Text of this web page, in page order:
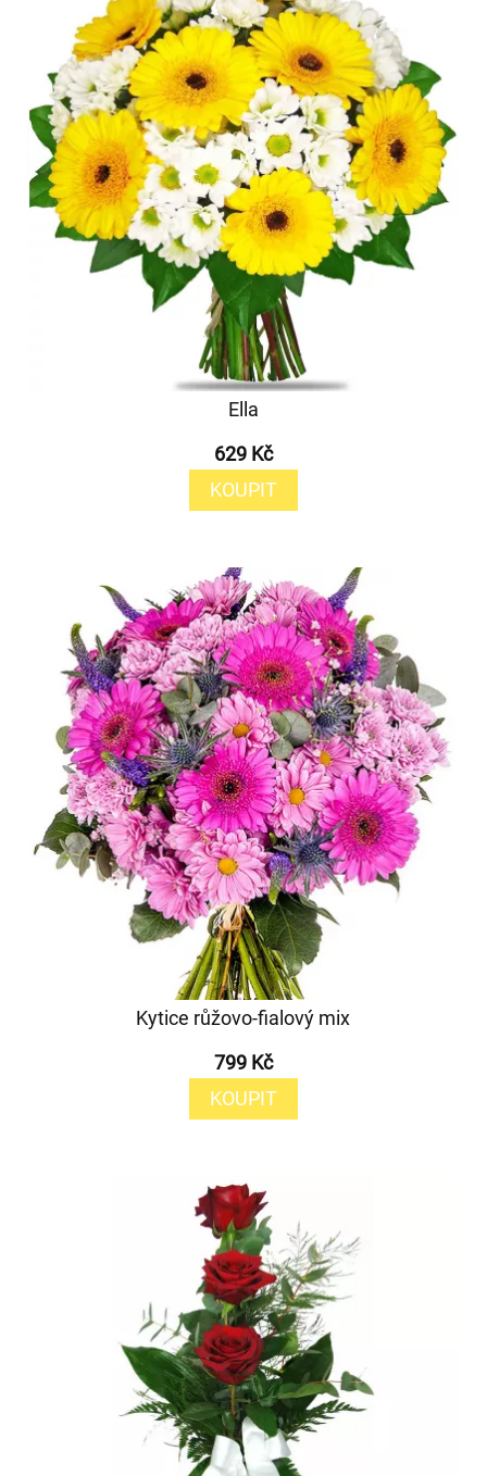
Ella
629 Kč
KOUPIT
Kytice růžovo-fialový mix
799 Kč
KOUPIT